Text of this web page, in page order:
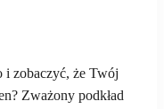
i zobaczyć, że Twój
Zważony podkład